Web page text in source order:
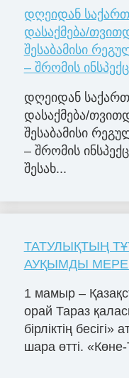
დღეიდან
დასაქმება/
შესაბამისი
– შრომის
დღეიდან
დასაქმება/
შესაბამისი
– შრომის
შესახ...
ТАТУЛЫҚТЫҢ
АУҚЫМДЫ
1 мамыр –
орай Тараз
бірліктің
шара өтті.